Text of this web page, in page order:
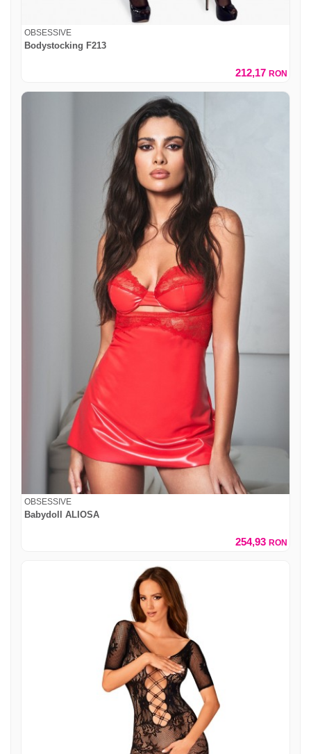
OBSESSIVE
Bodystocking F213
212,17 RON
OBSESSIVE
Babydoll ALIOSA
254,93 RON